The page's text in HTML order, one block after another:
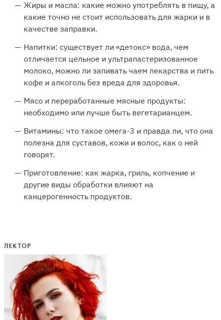
Жиры и масла: какие можно употреблять в пищу, а
какие точно не стоит использовать для жарки и в
качестве заправки.
Напитки: существует ли «детокс» вода, чем
отличается цельное и ультрапастеризованное
молоко, можно ли запивать чаем лекарства и пить
кофе и алкоголь без вреда для здоровья.
Мясо и переработанные мясные продукты:
необходимо или лучше быть вегетарианцем.
Витамины: что такое омега-3 и правда ли, что она
полезна для суставов, кожи и волос, как о ней
говорят.
Приготовление: как жарка, гриль, копчение и
другие виды обработки влияют на
канцерогенность продуктов.
ЛЕКТОР